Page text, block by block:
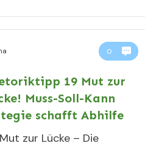
0
19 Mut zur
Muss-Soll-Kann
schafft Abhilfe
Mut zur Lücke – Die